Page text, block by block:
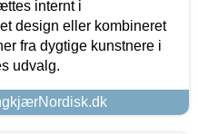
internt i
design eller kombineret
fra dygtige kunstnere i
udvalg.